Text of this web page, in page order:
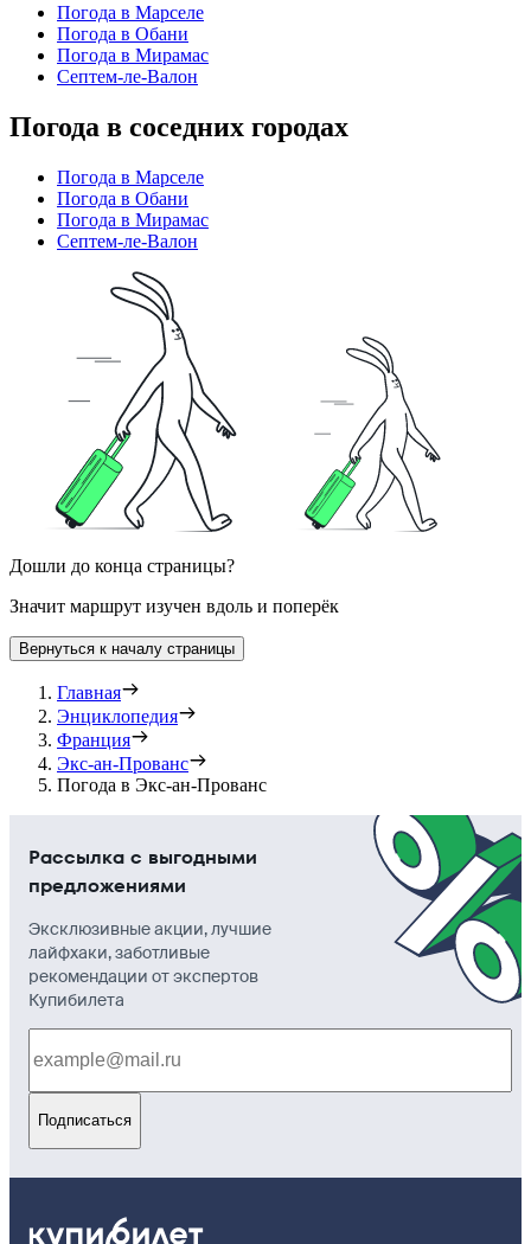
Погода в Марселе
Погода в Обани
Погода в Мирамас
Септем-ле-Валон
Погода в соседних городах
Погода в Марселе
Погода в Обани
Погода в Мирамас
Септем-ле-Валон
Дошли до конца страницы?
Значит маршрут изучен вдоль и поперёк
Вернуться к началу страницы
Главная
Энциклопедия
Франция
Экс-ан-Прованс
Погода в Экс-ан-Прованс
Рассылка с выгодными
предложениями
Эксклюзивные акции, лучшие
лайфхаки, заботливые
рекомендации от экспертов
Купибилета
Подписаться